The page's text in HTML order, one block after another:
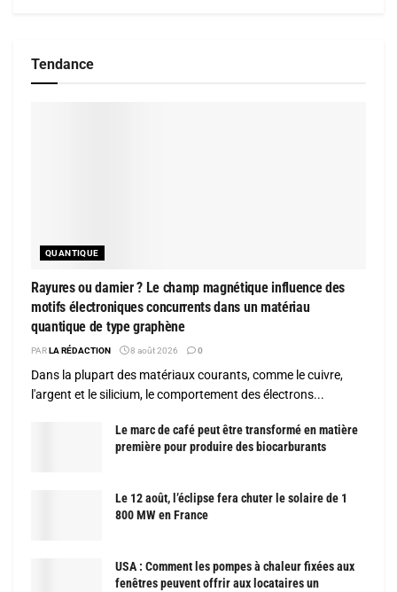
Tendance
QUANTIQUE
Rayures ou damier ? Le champ magnétique influence des
motifs électroniques concurrents dans un matériau
quantique de type graphène
PARLA RÉDACTION 8 août 2026 0
Dans la plupart des matériaux courants, comme le cuivre,
l'argent et le silicium, le comportement des électrons...
Le marc de café peut être transformé en matière
première pour produire des biocarburants
Le 12 août, l’éclipse fera chuter le solaire de 1
800 MW en France
USA : Comment les pompes à chaleur fixées aux
fenêtres peuvent offrir aux locataires un